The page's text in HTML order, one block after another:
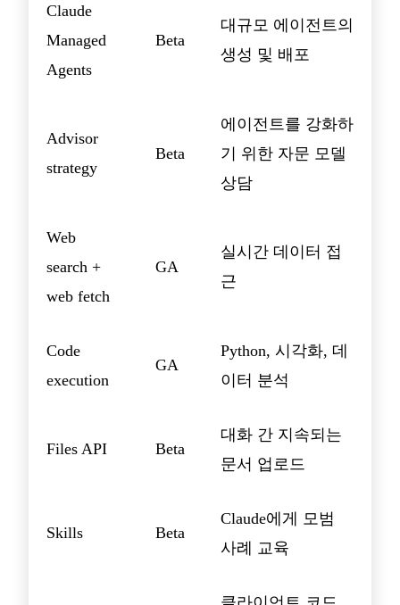
Claude
Managed
Agents
Beta
대규모 에이전트의
생성 및 배포
Advisor
strategy
Beta
에이전트를 강화하
기 위한 자문 모델
상담
Web
search +
web fetch
GA
실시간 데이터 접
근
Code
execution
GA
Python, 시각화, 데
이터 분석
Files API Beta
대화 간 지속되는
문서 업로드
Skills Beta
Claude에게 모범
사례 교육